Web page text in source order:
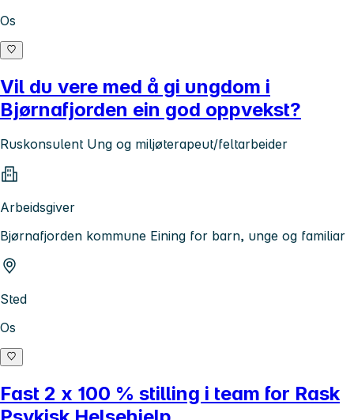
Os
Vil du vere med å gi ungdom i
Bjørnafjorden ein god oppvekst?
Ruskonsulent Ung og miljøterapeut/feltarbeider
Arbeidsgiver
Bjørnafjorden kommune Eining for barn, unge og familiar
Sted
Os
Fast 2 x 100 % stilling i team for Rask